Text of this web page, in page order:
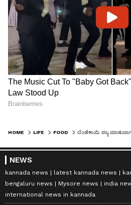
HOME LIFE FOOD
NEWS
kannada news latest kannada news
bengaluru news
Mysore news
india
international news in kannada